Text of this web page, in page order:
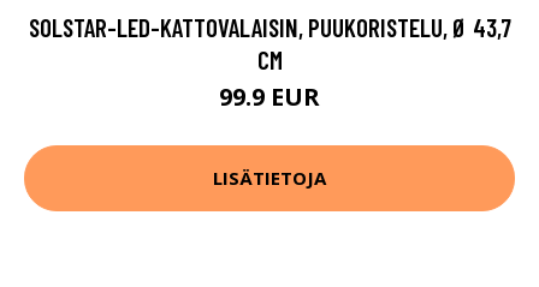
SOLSTAR-LED-KATTOVALAISIN, PUUKORISTELU, Ø 43,7
CM
99.9 EUR
LISÄTIETOJA